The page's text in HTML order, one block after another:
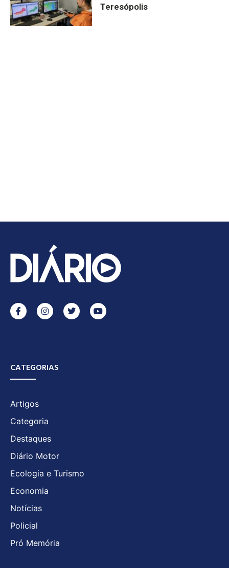
Teresópolis
CATEGORIAS
Artigos
Categoria
Destaques
Diário Motor
Ecologia e Turismo
Economia
Notícias
Policial
Pró Memória